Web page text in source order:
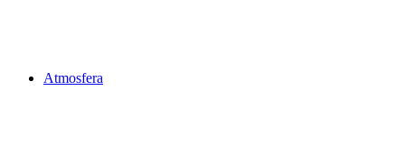
Atmosfera